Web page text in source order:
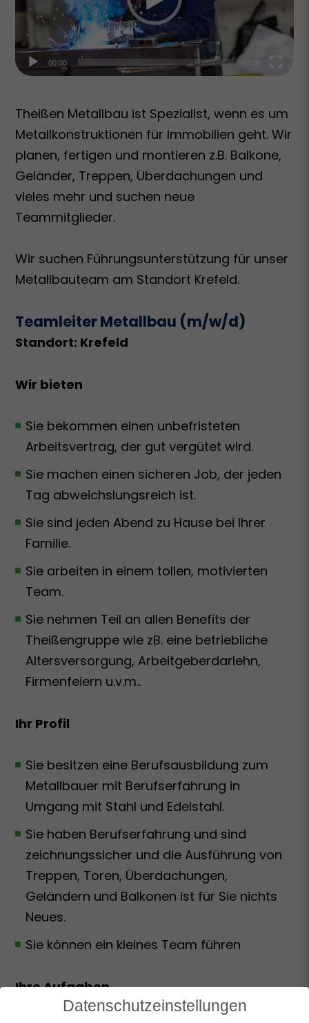
00:00
Theißen Metallbau ist Spezialist, wenn es um
Metallkonstruktionen für Immobilien geht. Wir
planen, fertigen und montieren z.B. Balkone,
Geländer, Treppen, Überdachungen und
vieles mehr und suchen neue
Teammitglieder.
Wir suchen Führungsunterstützung für unser
Metallbauteam am Standort Krefeld.
Teamleiter Metallbau (m/w/d)
Standort: Krefeld
Wir bieten
Sie bekommen einen unbefristeten
Arbeitsvertrag, der gut vergütet wird.
Sie machen einen sicheren Job, der jeden
Tag abweichslungsreich ist.
Sie sind jeden Abend zu Hause bei Ihrer
Familie.
Sie arbeiten in einem tollen, motivierten
Team.
Sie nehmen Teil an allen Benefits der
Theißengruppe wie zB. eine betriebliche
Altersversorgung, Arbeitgeberdarlehn,
Firmenfeiern u.v.m..
Ihr Profil
Sie besitzen eine Berufsausbildung zum
Metallbauer mit Berufserfahrung in
Umgang mit Stahl und Edelstahl.
Sie haben Berufserfahrung und sind
zeichnungssicher und die Ausführung von
Treppen, Toren, Überdachungen,
Geländern und Balkonen ist für Sie nichts
Neues.
Sie können ein kleines Team führen
Ihre Aufgaben
Datenschutzeinstellungen